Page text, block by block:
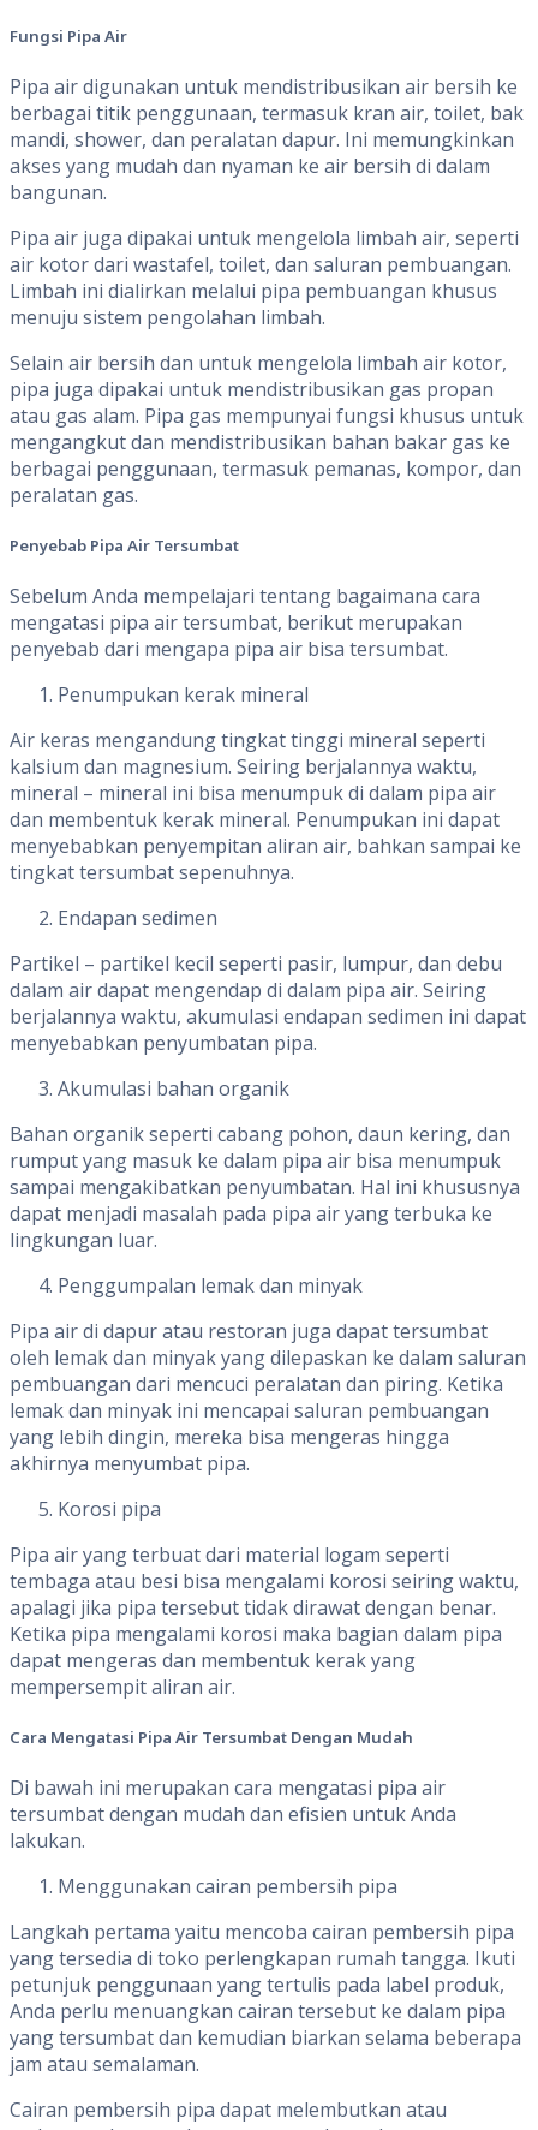
Fungsi Pipa Air
Pipa air digunakan untuk mendistribusikan air bersih ke
berbagai titik penggunaan, termasuk kran air, toilet, bak
mandi, shower, dan peralatan dapur. Ini memungkinkan
akses yang mudah dan nyaman ke air bersih di dalam
bangunan.
Pipa air juga dipakai untuk mengelola limbah air, seperti
air kotor dari wastafel, toilet, dan saluran pembuangan.
Limbah ini dialirkan melalui pipa pembuangan khusus
menuju sistem pengolahan limbah.
Selain air bersih dan untuk mengelola limbah air kotor,
pipa juga dipakai untuk mendistribusikan gas propan
atau gas alam. Pipa gas mempunyai fungsi khusus untuk
mengangkut dan mendistribusikan bahan bakar gas ke
berbagai penggunaan, termasuk pemanas, kompor, dan
peralatan gas.
Penyebab Pipa Air Tersumbat
Sebelum Anda mempelajari tentang bagaimana cara
mengatasi pipa air tersumbat, berikut merupakan
penyebab dari mengapa pipa air bisa tersumbat.
Penumpukan kerak mineral
Air keras mengandung tingkat tinggi mineral seperti
kalsium dan magnesium. Seiring berjalannya waktu,
mineral – mineral ini bisa menumpuk di dalam pipa air
dan membentuk kerak mineral. Penumpukan ini dapat
menyebabkan penyempitan aliran air, bahkan sampai ke
tingkat tersumbat sepenuhnya.
Endapan sedimen
Partikel – partikel kecil seperti pasir, lumpur, dan debu
dalam air dapat mengendap di dalam pipa air. Seiring
berjalannya waktu, akumulasi endapan sedimen ini dapat
menyebabkan penyumbatan pipa.
Akumulasi bahan organik
Bahan organik seperti cabang pohon, daun kering, dan
rumput yang masuk ke dalam pipa air bisa menumpuk
sampai mengakibatkan penyumbatan. Hal ini khususnya
dapat menjadi masalah pada pipa air yang terbuka ke
lingkungan luar.
Penggumpalan lemak dan minyak
Pipa air di dapur atau restoran juga dapat tersumbat
oleh lemak dan minyak yang dilepaskan ke dalam saluran
pembuangan dari mencuci peralatan dan piring. Ketika
lemak dan minyak ini mencapai saluran pembuangan
yang lebih dingin, mereka bisa mengeras hingga
akhirnya menyumbat pipa.
Korosi pipa
Pipa air yang terbuat dari material logam seperti
tembaga atau besi bisa mengalami korosi seiring waktu,
apalagi jika pipa tersebut tidak dirawat dengan benar.
Ketika pipa mengalami korosi maka bagian dalam pipa
dapat mengeras dan membentuk kerak yang
mempersempit aliran air.
Cara Mengatasi Pipa Air Tersumbat Dengan Mudah
Di bawah ini merupakan cara mengatasi pipa air
tersumbat dengan mudah dan efisien untuk Anda
lakukan.
Menggunakan cairan pembersih pipa
Langkah pertama yaitu mencoba cairan pembersih pipa
yang tersedia di toko perlengkapan rumah tangga. Ikuti
petunjuk penggunaan yang tertulis pada label produk,
Anda perlu menuangkan cairan tersebut ke dalam pipa
yang tersumbat dan kemudian biarkan selama beberapa
jam atau semalaman.
Cairan pembersih pipa dapat melembutkan atau